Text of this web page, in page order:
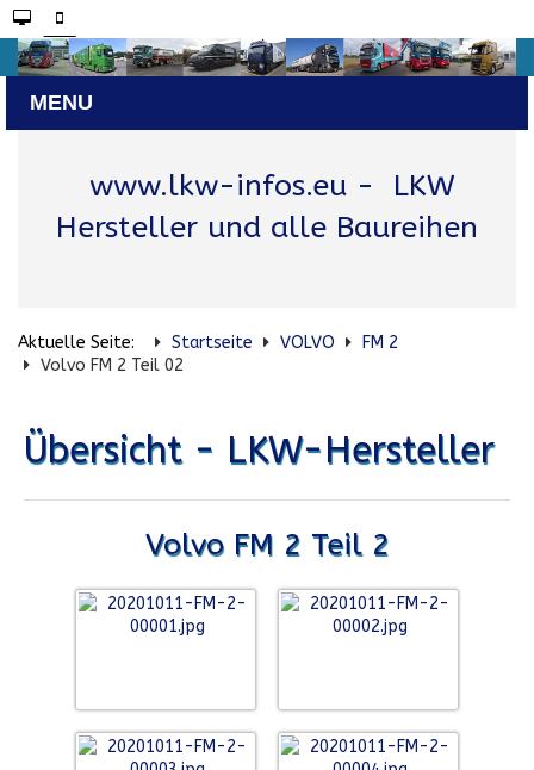
www.lkw-infos.eu- LKW
Hersteller und alle Baureihen
Aktuelle Seite: Startseite VOLVO
FM 2
Volvo FM 2 Teil 02
Übersicht - LKW-Hersteller
Volvo FM 2 Teil 2